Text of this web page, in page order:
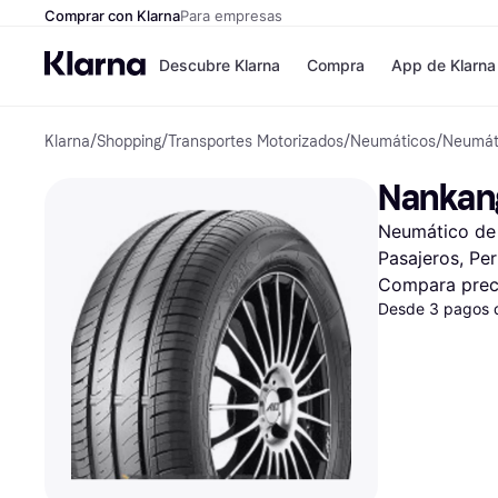
Comprar con KlarnaPara empresas
Descubre Klarna
Formas de pago
Paga ahora
Paga en 3 plazos
Paga en 30 días
Financiación
Klarna en Apple
Compra
Tiendas
Shein
Zalando Prive
Zara
JD Sports
App de Klarna
Klarna/Shopping/Transportes Motorizados/Neumáticos/
Neumático
Pasajeros,
Compara
Desde 3 pagos